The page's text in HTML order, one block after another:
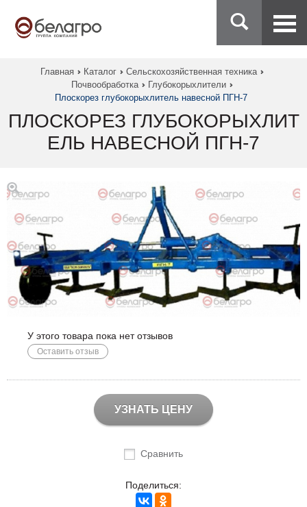
Главная Каталог
Сельскохозяйственная техника
Почвообработка
Глубокорыхлители
Плоскорез глубокорыхлитель навесной ПГН-7
ПЛОСКОРЕЗ ГЛУБОКОРЫХЛИТ
ЕЛЬ НАВЕСНОЙ ПГН-7
У этого товара пока нет отзывов
Оставить отзыв
УЗНАТЬ ЦЕНУ
Сравнить
Поделиться: